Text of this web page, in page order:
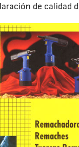
de calidad